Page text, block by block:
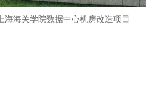
上海海关学院数据中心机房改造项目